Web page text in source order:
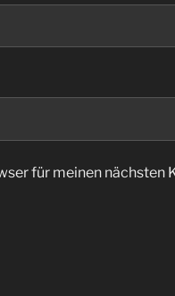
für meinen nächsten